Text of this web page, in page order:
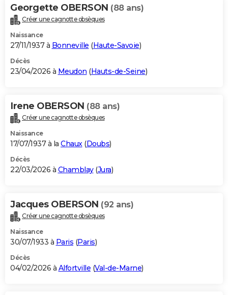
Alimentation
Guide de la santé
Maladies
Médicaments
Sommeil
VOYAGE
Destinations
City break
Voyage nature
Voyage de noces
Forum
Climat
+PHOTO
GUIDES D'ACHAT
BONS PLANS
Carte de Noël
Carte Bonne année
Carte Saint-Valentin
Carte Pâques
Carte d'anniversaire
DICTIONNAIRE
Dictionnaire
Biographies
Citations
Expressions
Proverbes
PROGRAMME TV
S'inscrire
Se connecter
Lycées
Collèges
Primaires
Universités
Entreprises
Service militaire
Avis de recherche
AVIS DE DÉCÈS
Bricolage
Lifestyle
Culture
Sport
Auto
Television
Voyage
Cinema
Georgette OBERSON (88 ans)
Créer une cagnotte obsèques
Naissance
27/11/1937 à Bonneville (Haute-Savoie)
Décès
23/04/2026 à Meudon (Hauts-de-Seine)
Irene OBERSON (88 ans)
Créer une cagnotte obsèques
Naissance
17/07/1937 à la Chaux(Doubs)
Décès
22/03/2026 à Chamblay(Jura)
Jacques OBERSON (92 ans)
Créer une cagnotte obsèques
Naissance
30/07/1933 à Paris (Paris)
Décès
04/02/2026 à Alfortville (Val-de-Marne)